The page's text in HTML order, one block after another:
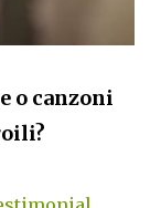
o canzoni